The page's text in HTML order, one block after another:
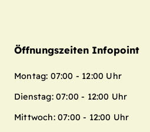
Öffnungszeiten Infopoint
Montag: 07:00 - 12:00 Uhr
Dienstag: 07:00 - 12:00 Uhr
Mittwoch: 07:00 - 12:00 Uhr